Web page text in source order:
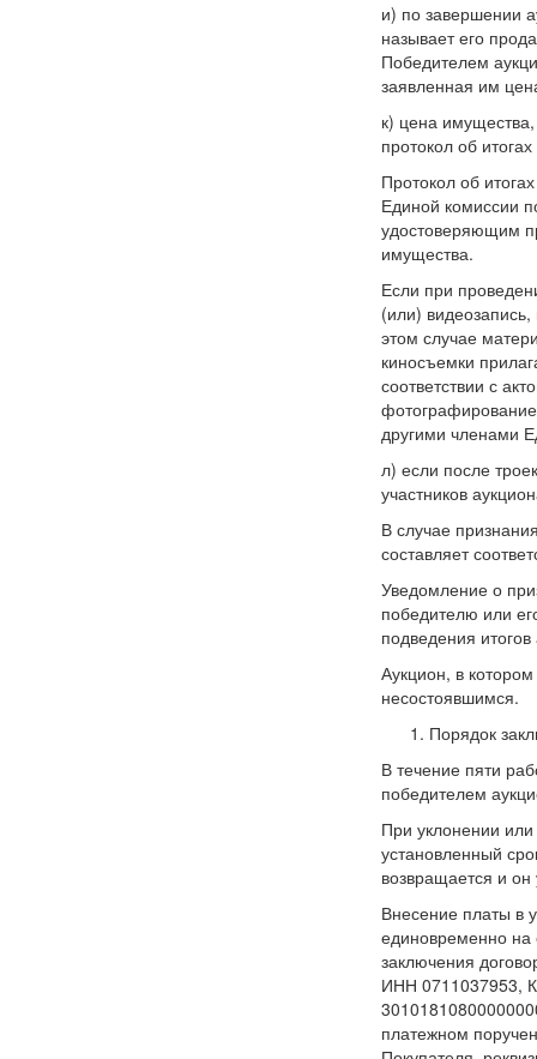
и) по завершении
называет его
Победителем
заявленная им
к) цена
протокол об
Протокол об
Единой комиссии
удостоверяющим
имущества.
Если при
(или)
этом случае
киносъемки
соответствии с
другими членами
л) если после
участников
В случае
составляет
Уведомление о
победителю или
подведения
Аукцион, в
несостоявшимся.
Порядок
В течение пяти
победителем
При уклонении или
установленный
возвращается и он
Внесение платы в
единовременно на
заключения
ИНН 0711037953,
платежном